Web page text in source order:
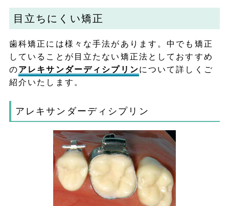
目立ちにくい矯正
歯科矯正には様々な手法があります。中でも矯正
していることが目立たない矯正法としておすすめ
のアレキサンダーディシプリンについて詳しくご
紹介いたします。
アレキサンダーディシプリン